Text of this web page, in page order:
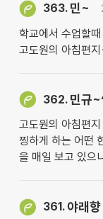
363. 민~
학교에서 수업할
고도원의 아침편
362. 민규
고도원의 아침편
찡하게 하는 어떤
을 매일 보고 있으
361. 야래향